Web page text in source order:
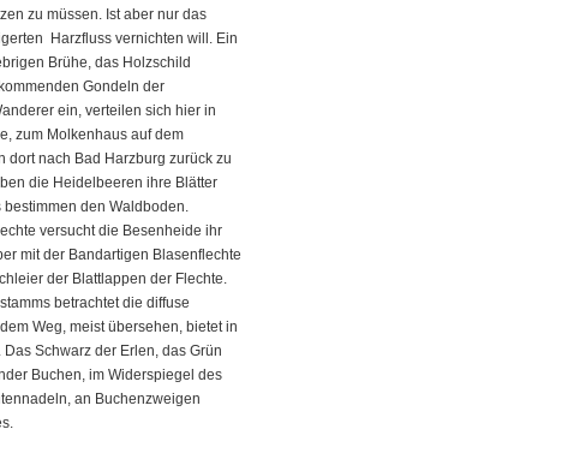
zu müssen. Ist aber nur das
Harzfluss vernichten will. Ein
Brühe, das Holzschild
Gondeln der
ein, verteilen sich hier in
zum Molkenhaus auf dem
dort nach Bad Harzburg zurück zu
die Heidelbeeren ihre Blätter
den Waldboden.
versucht die Besenheide ihr
mit der Bandartigen Blasenflechte
der Blattlappen der Flechte.
betrachtet die diffuse
Weg, meist übersehen, bietet in
Schwarz der Erlen, das Grün
Buchen, im Widerspiegel des
an Buchenzweigen